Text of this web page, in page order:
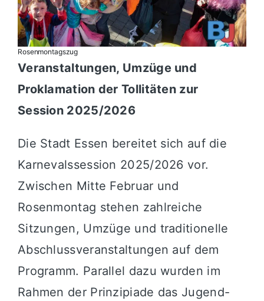
Rosenmontagszug
Veranstaltungen, Umzüge und
Proklamation der Tollitäten zur
Session 2025/2026
Die Stadt Essen bereitet sich auf die
Karnevalssession 2025/2026 vor.
Zwischen Mitte Februar und
Rosenmontag stehen zahlreiche
Sitzungen, Umzüge und traditionelle
Abschlussveranstaltungen auf dem
Programm. Parallel dazu wurden im
Rahmen der Prinzipiade das Jugend-